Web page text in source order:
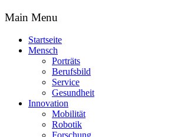
Main Menu
Startseite
Mensch
Porträts
Berufsbild
Service
Gesundheit
Innovation
Mobilität
Robotik